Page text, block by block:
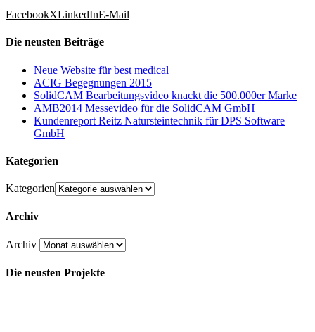
FacebookXLinkedInE-Mail
Die neusten Beiträge
Neue Website für best medical
ACIG Begegnungen 2015
SolidCAM Bearbeitungsvideo knackt die 500.000er Marke
AMB2014 Messevideo für die SolidCAM GmbH
Kundenreport Reitz Natursteintechnik für DPS Software
GmbH
Kategorien
Kategorien
Archiv
Archiv
Die neusten Projekte